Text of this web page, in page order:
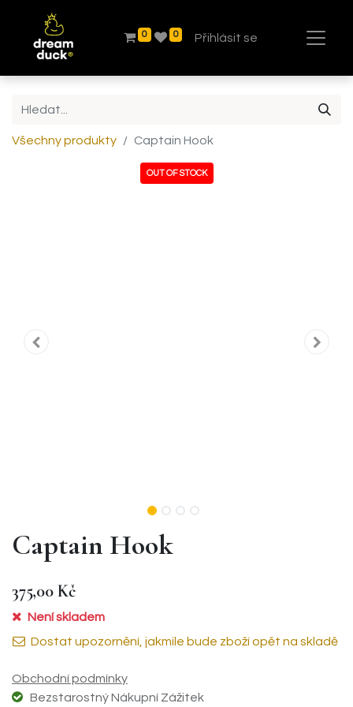
0 0 Přihlásit se
Všechny produkty Captain Hook
OUT OF STOCK
Captain Hook
375,00Kč
Není skladem
Dostat upozornění, jakmile bude zboží opět na skladě
Obchodní podmínky
Bezstarostný Nákupní Zážitek